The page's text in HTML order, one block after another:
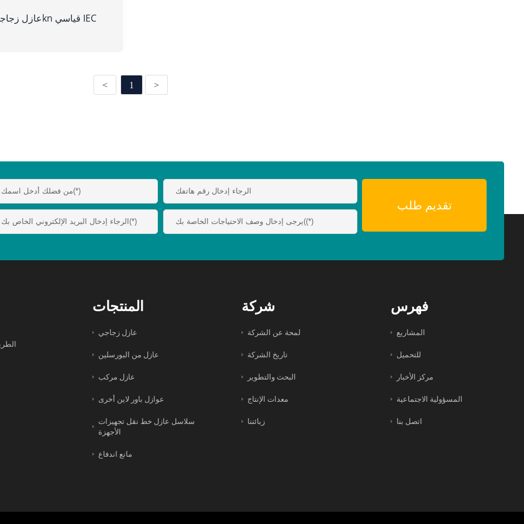
عازل زجاجي 210kn قياسي IEC
< 1 >
المنتجات
عازل زجاجي
عازل من البورسلين
عازل مركب
عوازل باور لاين أخرى
سلاسل عازل خط نقل تجهيزات
الأجهزة
مانع اندفاع
شركة
لمحة عن الشركة
تاريخ الشركة
البحث والتطوير
معدات الإنتاج
زبائننا
فهرس
المشاريع
للتحميل
مركز الأخبار
المسؤولية الاجتماعية
اتصل بنا